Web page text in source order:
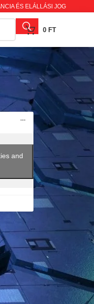
ÉS ELÁLLÁSI JOG
0 FT
and